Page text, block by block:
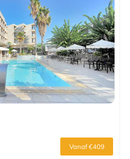
Vanaf €409